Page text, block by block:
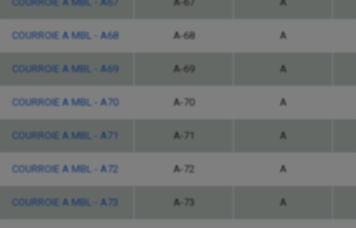
COURROIE A MBL - A68 A-68 A
COURROIE A MBL - A69 A-69 A
COURROIE A MBL - A70 A-70 A
COURROIE A MBL - A71 A-71 A
COURROIE A MBL - A72 A-72 A
COURROIE A MBL - A73 A-73 A